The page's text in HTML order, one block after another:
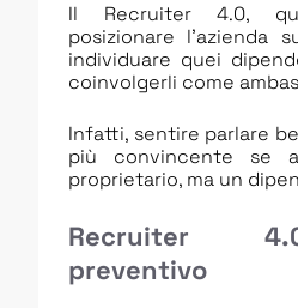
Il Recruiter 4.0,
posizionare l’azienda
individuare quei
coinvolgerli come
Infatti, sentire parlare
più convincente
proprietario, ma un
Recruiter
preventivo